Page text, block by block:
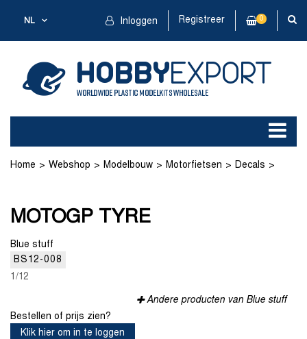
NL Inloggen Registreer 0
Home Webshop Modelbouw Motorfietsen Decals
MOTOGP TYRE
Blue stuff
BS12-008
1/12
Andere producten van Blue stuff
Bestellen of prijs zien?
Klik hier om in te loggen